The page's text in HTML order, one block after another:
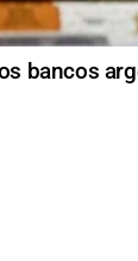
bancos